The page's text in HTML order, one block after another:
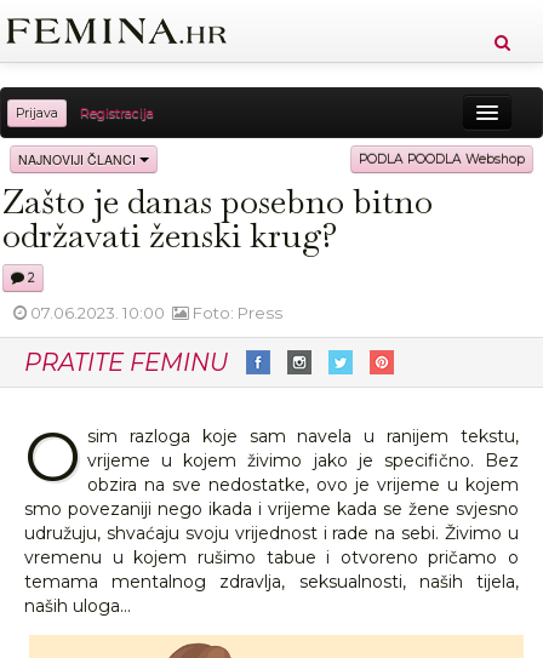
Prijava Registracija
Sreća Zdravlje Vitkost
Moda Ljubav Relax Putovanja Recepti
Knjige
NAJNOVIJI ČLANCI PODLA POODLA Webshop
Zašto je danas posebno bitno
održavati ženski krug?
2
07.06.2023. 10:00 Foto: Press
PRATITE FEMINU
O sim razloga koje sam navela u ranijem tekstu,
vrijeme u kojem živimo jako je specifično. Bez
obzira na sve nedostatke, ovo je vrijeme u kojem
smo povezaniji nego ikada i vrijeme kada se žene svjesno
udružuju, shvaćaju svoju vrijednost i rade na sebi. Živimo u
vremenu u kojem rušimo tabue i otvoreno pričamo o
temama mentalnog zdravlja, seksualnosti, naših tijela,
naših uloga...